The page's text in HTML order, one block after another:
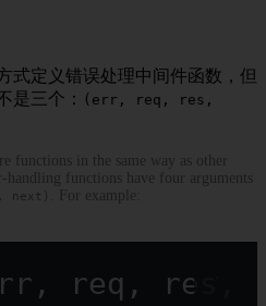
式定义错误处理中间件函数，但
是三个：
(err, req, res,
functions in the same way as other
functions have four arguments
next) . For example:
, req , res